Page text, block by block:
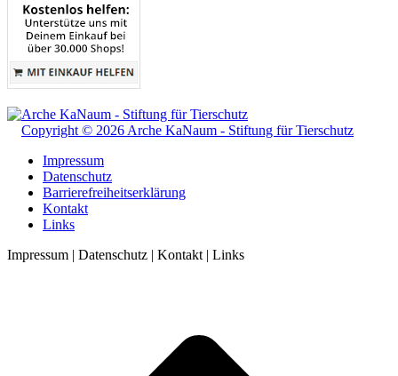
Copyright © 2026 Arche KaNaum - Stiftung für Tierschutz
Impressum
Datenschutz
Barrierefreiheitserklärung
Kontakt
Links
Impressum | Datenschutz | Kontakt | Links